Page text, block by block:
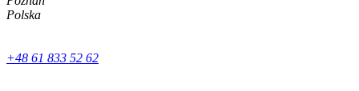
Polska
+48 61 833 52 62